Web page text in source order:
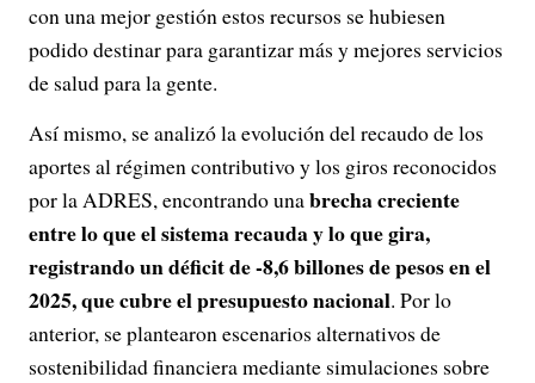
con una mejor gestión estos recursos se hubiesen
podido destinar para garantizar más y mejores servicios
de salud para la gente.
Así mismo, se analizó la evolución del recaudo de los
aportes al régimen contributivo y los giros reconocidos
por la ADRES, encontrando unabrecha creciente
entre lo que el sistema recauda y lo que gira,
registrando un déficit de -8,6 billones de pesos en el
2025, que cubre el presupuesto nacional. Por lo
anterior, se plantearon escenarios alternativos de
sostenibilidad financiera mediante simulaciones sobre